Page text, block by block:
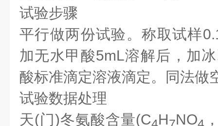
试验步骤
平行做两份试验。称取试样
加无水甲酸5mL溶解后，加
酸标准滴定溶液滴定。同法做
试验数据处理
天(门)冬氨酸含量(C H NO